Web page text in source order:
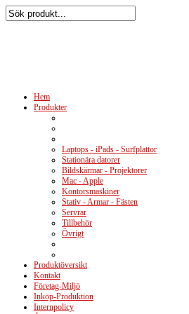
Hem
Produkter
Laptops - iPads - Surfplattor
Stationära datorer
Bildskärmar - Projektorer
Mac - Apple
Kontorsmaskiner
Stativ - Armar - Fästen
Servrar
Tillbehör
Övrigt
Produktöversikt
Kontakt
Företag-Miljö
Inköp-Produktion
Internpolicy